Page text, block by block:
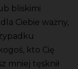
bliskimi
Ciebie ważny,
kto Cię
mniej tęsknił